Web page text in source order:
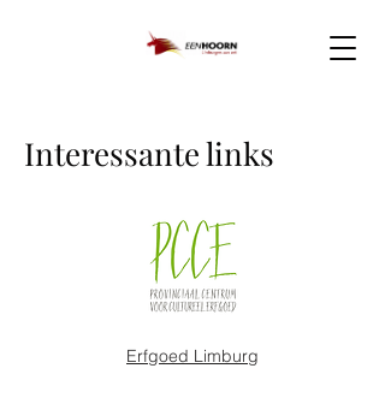
Interessante links
Erfgoed Limburg